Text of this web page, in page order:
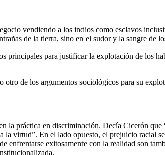
vendiendo a los indios como esclavos
de la tierra, sino en el sudor y la sangre de
principales para justificar la explotación de los
de los argumentos sociológicos para su
la práctica en discriminación. Decía Cicerón
virtud”. En el lado opuesto, el prejuicio racial
exitosamente con la realidad son